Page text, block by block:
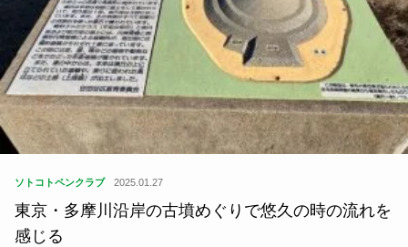
ソトコトペンクラブ 2025.01.27
東京・多摩川沿岸の古墳めぐりで悠久の時の流れを
感じる